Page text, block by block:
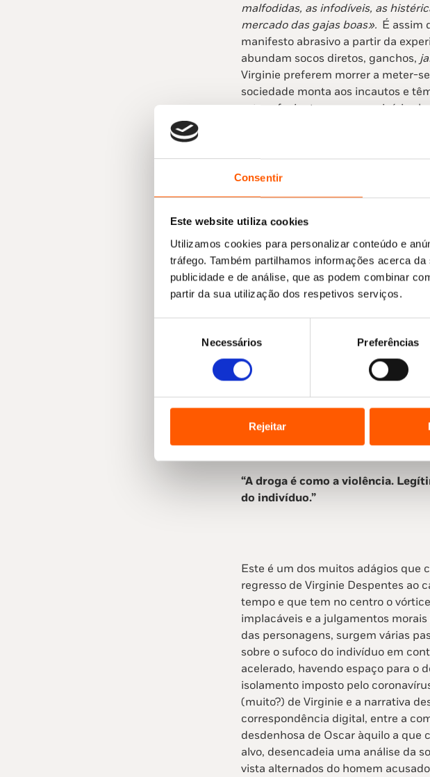
Consentir
Este website utiliza cookies
Utilizamos cookies para personalizar conteúdo e
tráfego. Também partilhamos informações acerca
publicidade e de análise, que as podem combinar
partir da sua utilização dos respetivos serviços.
consentimento
Necessários Preferências
Rejeitar
malfodidas, as infodíveis, as
mercado das gajas boas». É assim
manifesto abrasivo a partir da
abundam socos diretos, ganchos,
Virginie preferem morrer a meter-
sociedade monta aos incautos e
estupefacientes, com as misérias
de plume) construiu um percurso
experiência de vida marcada por
obras, testa os limites da
conhece os vários mundos de que
Depois de uma adolescência
numa clínica psiquiátrica e sofreu
família e os estudos e deambulou
alheada do glamour; trabalhou
as instituições, as quais tentaram
acabaria por renunciar ao posto
numa fase de reconhecimento do
filmeBaise-moi, inspirado no livro
pátria da Liberdade, Igualdade e
“A droga é como a violência.
do indivíduo.”
Este é um dos muitos adágios que
regresso de Virginie Despentes ao
tempo e que tem no centro o
implacáveis e a julgamentos
das personagens, surgem várias
sobre o sufoco do indivíduo em
acelerado, havendo espaço para o
isolamento imposto pelo
(muito?) de Virginie e a narrativa
correspondência digital, entre a
desdenhosa de Oscar àquilo a que
alvo, desencadeia uma análise da
vista alternados do homem